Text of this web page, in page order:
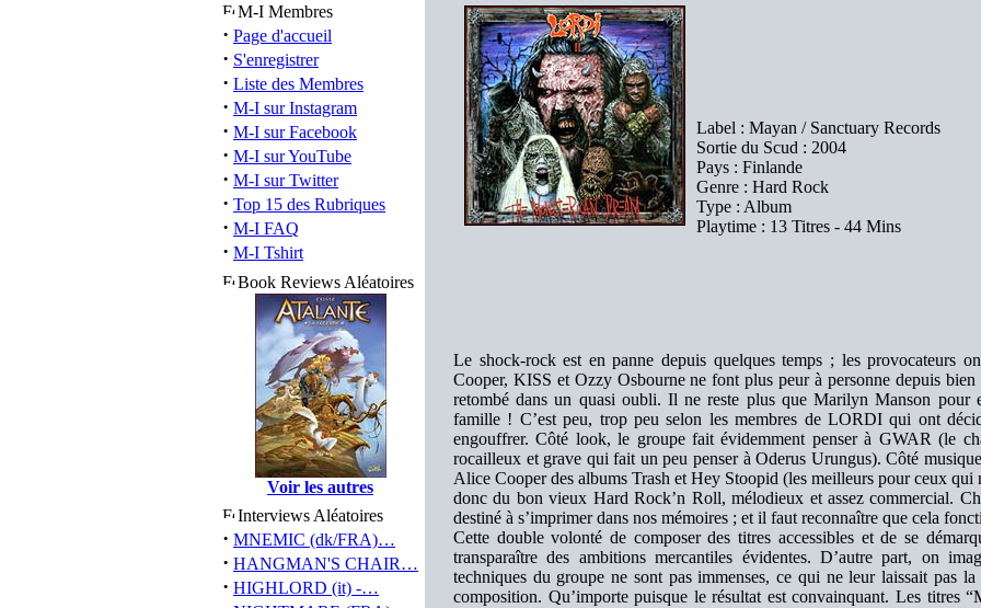
M-I Membres
· Page d'accueil
· S'enregistrer
· Liste des Membres
· M-I sur Instagram
· M-I sur Facebook
· M-I sur YouTube
· M-I sur Twitter
· Top 15 des Rubriques
· M-I FAQ
· M-I Tshirt
Book Reviews Aléatoires
Voir les autres
Interviews Aléatoires
· MNEMIC (dk/FRA)…
· HANGMAN'S CHAIR…
· HIGHLORD (it) -…
Label : Mayan / Sanctuary Records
Sortie du Scud : 2004
Pays : Finlande
Genre : Hard Rock
Type : Album
Playtime : 13 Titres - 44 Mins
Le shock-rock est en panne depuis quelques temps ; les provocateurs
Cooper, KISS et Ozzy Osbourne ne font plus peur à personne depuis
retombé dans un quasi oubli. Il ne reste plus que Marilyn Manson pour
famille ! C’est peu, trop peu selon les membres de LORDI qui ont
engouffrer. Côté look, le groupe fait évidemment penser à GWAR (le
rocailleux et grave qui fait un peu penser à Oderus Urungus). Côté
Alice Cooper des albums Trash et Hey Stoopid (les meilleurs pour ceux qui
donc du bon vieux Hard Rock’n Roll, mélodieux et assez commercial.
destiné à s’imprimer dans nos mémoires ; et il faut reconnaître que cela
Cette double volonté de composer des titres accessibles et de se
transparaître des ambitions mercantiles évidentes. D’autre part, on
techniques du groupe ne sont pas immenses, ce qui ne leur laissait pas
composition. Qu’importe puisque le résultat est convainquant. Les titres